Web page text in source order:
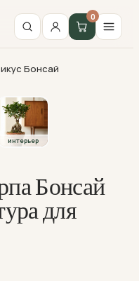
0
Бонсай
интерьер
Бонсай
для